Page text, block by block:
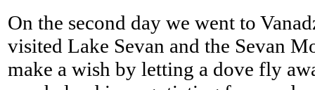
On the second day we went to
visited Lake Sevan and the Sevan
make a wish by letting a dove fly